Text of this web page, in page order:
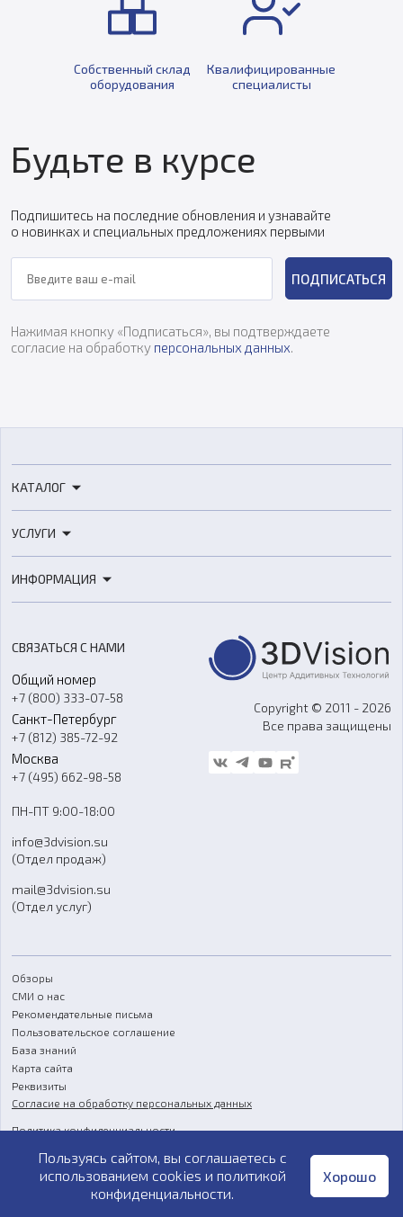
Собственный склад
оборудования
Квалифицированные
специалисты
Будьте в курсе
Подпишитесь на последние обновления и узнавайте
о новинках и специальных предложениях первыми
ПОДПИСАТЬСЯ
Нажимая кнопку «Подписаться», вы подтверждаете
согласие на обработку персональных данных.
КАТАЛОГ
3D-сканеры
Расходные материалы
Оборудование и материалы для вакуумного литья
Аксессуары и прочее оборудование
Программное обеспечение
УСЛУГИ
3D-моделирование
Ремонт и услуги
ИНФОРМАЦИЯ
О компании
Контакты
Гос. закупки
Стать дилером
Блог
FAQ
СВЯЗАТЬСЯ С НАМИ
Общий номер
+7 (800) 333-07-58
Санкт-Петербург
+7 (812) 385-72-92
Москва
+7 (495) 662-98-58
ПН-ПТ 9:00-18:00
info@3dvision.su
(Отдел продаж)
mail@3dvision.su
(Отдел услуг)
Copyright © 2011 - 2026
Все права защищены
Обзоры
СМИ о нас
Рекомендательные письма
Пользовательское соглашение
База знаний
Карта сайта
Реквизиты
Согласие на обработку персональных данных
Политика конфиденциальности
Публичная оферта
Пользуясь сайтом, вы соглашаетесь с
использованием cookies и политикой
конфиденциальности.
Хорошо